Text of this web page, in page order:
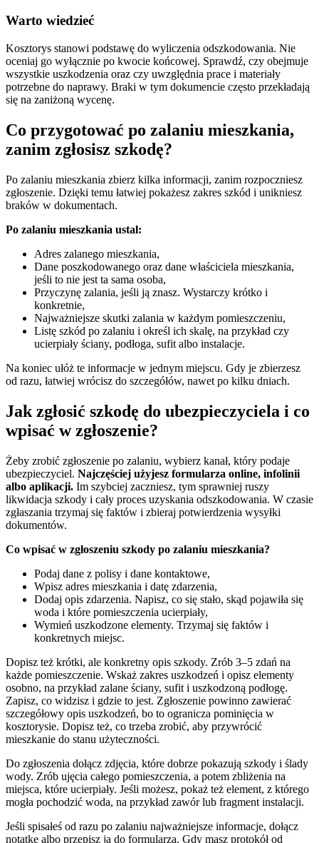
Warto wiedzieć
Kosztorys stanowi podstawę do wyliczenia odszkodowania. Nie
oceniaj go wyłącznie po kwocie końcowej. Sprawdź, czy obejmuje
wszystkie uszkodzenia oraz czy uwzględnia prace i materiały
potrzebne do naprawy. Braki w tym dokumencie często przekładają
się na zaniżoną wycenę.
Co przygotować po zalaniu mieszkania,
zanim zgłosisz szkodę?
Po zalaniu mieszkania zbierz kilka informacji, zanim rozpoczniesz
zgłoszenie. Dzięki temu łatwiej pokażesz zakres szkód i unikniesz
braków w dokumentach.
Po zalaniu mieszkania ustal:
Adres zalanego mieszkania,
Dane poszkodowanego oraz dane właściciela mieszkania,
jeśli to nie jest ta sama osoba,
Przyczynę zalania, jeśli ją znasz. Wystarczy krótko i
konkretnie,
Najważniejsze skutki zalania w każdym pomieszczeniu,
Listę szkód po zalaniu i określ ich skalę, na przykład czy
ucierpiały ściany, podłoga, sufit albo instalacje.
Na koniec ułóż te informacje w jednym miejscu. Gdy je zbierzesz
od razu, łatwiej wrócisz do szczegółów, nawet po kilku dniach.
Jak zgłosić szkodę do ubezpieczyciela i co
wpisać w zgłoszenie?
Żeby zrobić zgłoszenie po zalaniu, wybierz kanał, który podaje
ubezpieczyciel. Najczęściej użyjesz formularza online, infolinii
albo aplikacji. Im szybciej zaczniesz, tym sprawniej ruszy
likwidacja szkody i cały proces uzyskania odszkodowania. W czasie
zgłaszania trzymaj się faktów i zbieraj potwierdzenia wysyłki
dokumentów.
Co wpisać w zgłoszeniu szkody po zalaniu mieszkania?
Podaj dane z polisy i dane kontaktowe,
Wpisz adres mieszkania i datę zdarzenia,
Dodaj opis zdarzenia. Napisz, co się stało, skąd pojawiła się
woda i które pomieszczenia ucierpiały,
Wymień uszkodzone elementy. Trzymaj się faktów i
konkretnych miejsc.
Dopisz też krótki, ale konkretny opis szkody. Zrób 3–5 zdań na
każde pomieszczenie. Wskaż zakres uszkodzeń i opisz elementy
osobno, na przykład zalane ściany, sufit i uszkodzoną podłogę.
Zapisz, co widzisz i gdzie to jest. Zgłoszenie powinno zawierać
szczegółowy opis uszkodzeń, bo to ogranicza pominięcia w
kosztorysie. Dopisz też, co trzeba zrobić, aby przywrócić
mieszkanie do stanu użyteczności.
Do zgłoszenia dołącz zdjęcia, które dobrze pokazują szkody i ślady
wody. Zrób ujęcia całego pomieszczenia, a potem zbliżenia na
miejsca, które ucierpiały. Jeśli możesz, pokaż też element, z którego
mogła pochodzić woda, na przykład zawór lub fragment instalacji.
Jeśli spisałeś od razu po zalaniu najważniejsze informacje, dołącz
notatkę albo przepisz ją do formularza. Gdy masz protokół od